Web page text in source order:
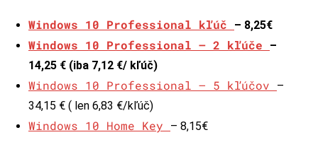
Windows 10 Professional kľúč – 8,25€
Windows 10 Professional – 2 kľúče
–
14,25 € (iba 7,12 €/ kľúč)
Windows 10 Professional – 5 kľúčov
–
34,15 € ( len 6,83 €/kľúč)
Windows 10 Home Key – 8,15€